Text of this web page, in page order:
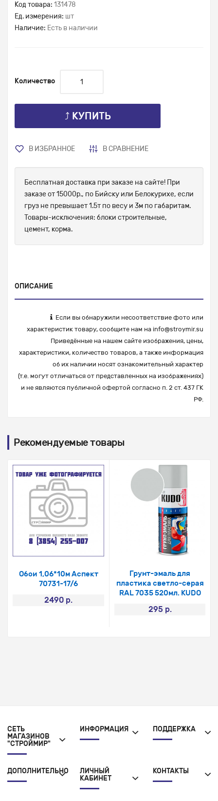
Код товара: 131478
Ед. измерения: шт
Наличие: Есть в наличии
Количество
⤴ КУПИТЬ
В ИЗБРАННОЕ В СРАВНЕНИЕ
Бесплатная доставка при заказе на сайте! При
заказе от 15000р., по Бийску или Белокурихе, если
груз не превышает 1.5т по весу и 3м по габаритам.
Товары-исключения: блоки строительные,
цемент, корма.
ОПИСАНИЕ
Если вы обнаружили несоответствие фото или
характеристик товару, сообщите нам на info@stroymir.su
Приведённые на нашем сайте изображения, цены,
характеристики, количество товаров, а также информация
об их наличии носят ознакомительный характер
(т.е. могут отличаться от представленных на изображениях)
и не являются публичной офертой согласно п. 2 ст. 437 ГК
РФ.
Рекомендуемые товары
Обои 1,06*10м Аспект
70731-17/6
2490 р.
Грунт-эмаль для
пластика светло-серая
RAL 7035 520мл. KUDO
295 р.
СЕТЬ
МАГАЗИНОВ
"СТРОЙМИР"
ИНФОРМАЦИЯ ПОДДЕРЖКА
ДОПОЛНИТЕЛЬНО
ЛИЧНЫЙ
КАБИНЕТ
КОНТАКТЫ